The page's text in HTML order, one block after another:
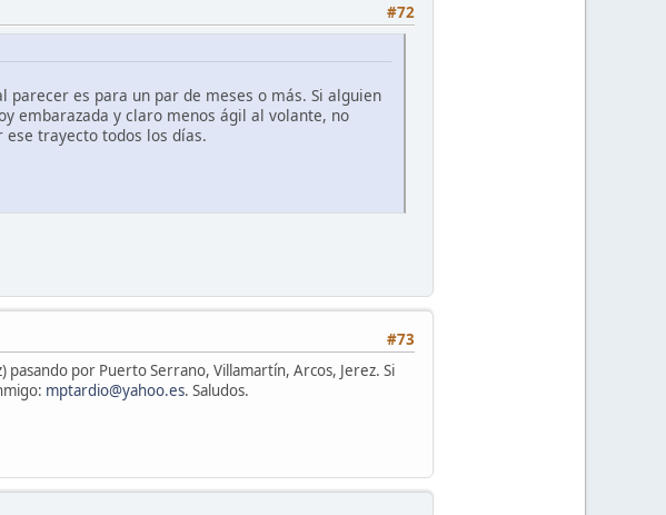
#72
parecer es para un par de meses o más. Si alguien
embarazada y claro menos ágil al volante, no
trayecto todos los días.
#73
pasando por Puerto Serrano, Villamartín, Arcos, Jerez. Si
mptardio@yahoo.es. Saludos.